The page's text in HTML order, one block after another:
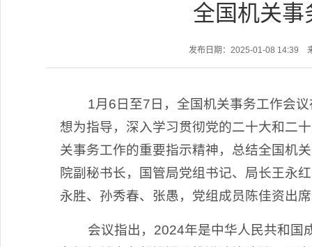
全国机关事
发布日期：2025-01-08 14:39
1月6日至7日，全国机关事务工作会议
想为指导，深入学习贯彻党的二十大和二
关事务工作的重要指示精神，总结全国机
院副秘书长，国管局党组书记、局长王永
永胜、孙秀春、张愚，党组成员陈佳资出
会议指出，2024年是中华人民共和国